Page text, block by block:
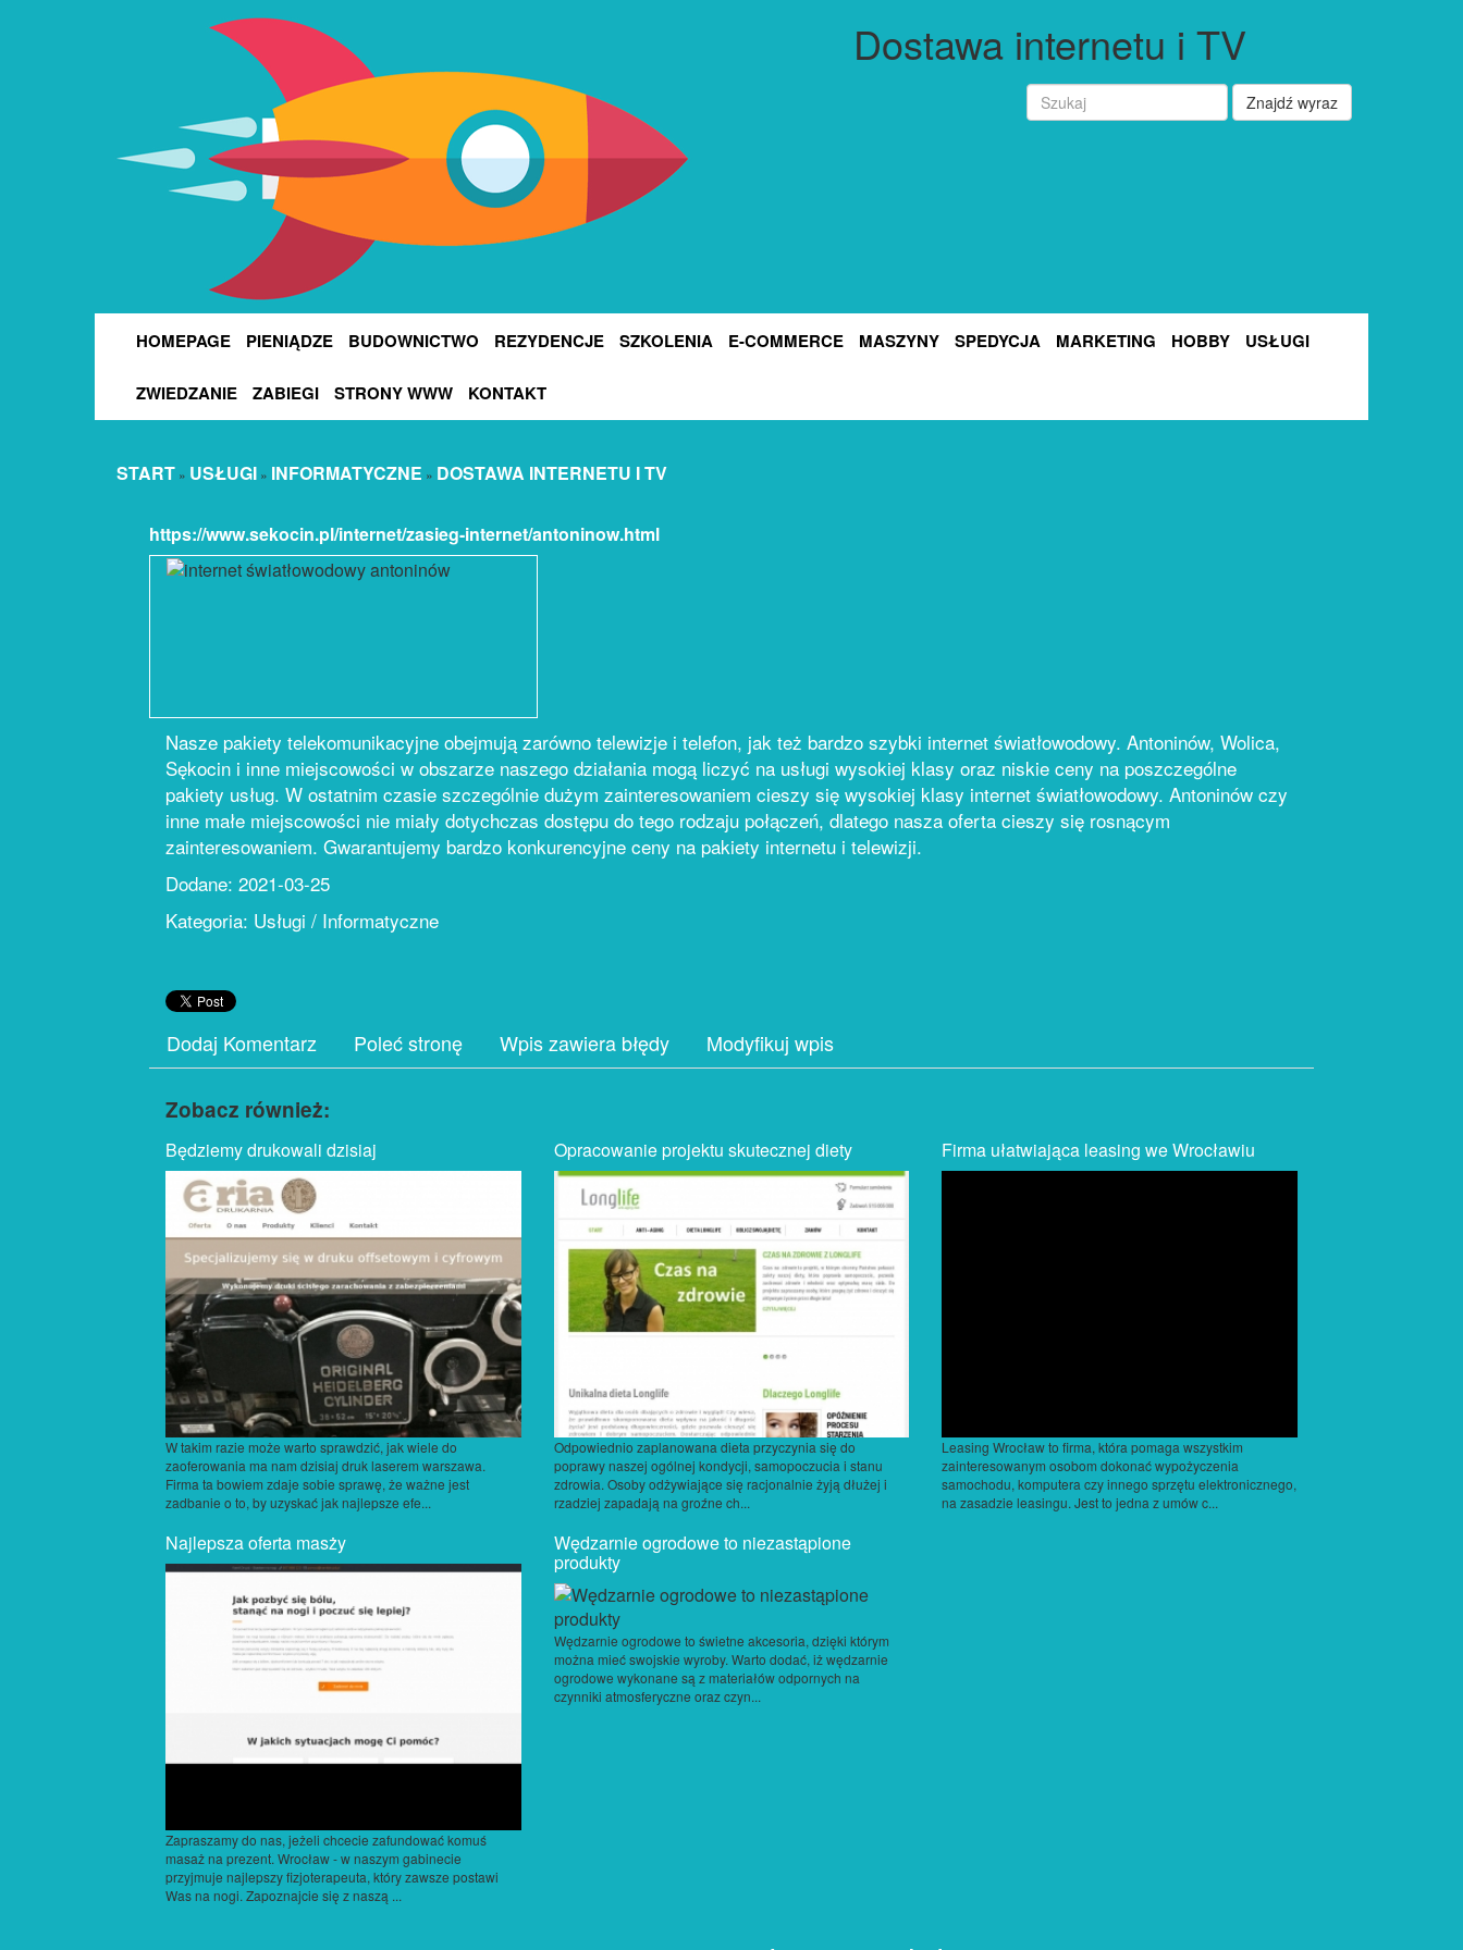
Dostawa internetu i TV
Znajdź wyraz
HOMEPAGE PIENIĄDZE BUDOWNICTWO REZYDENCJE SZKOLENIA E-COMMERCE MASZYNY SPEDYCJA MARKETING HOBBY USŁUGI
ZWIEDZANIE ZABIEGI STRONY WWW KONTAKT
START » USŁUGI » INFORMATYCZNE » DOSTAWA INTERNETU I TV
https://www.sekocin.pl/internet/zasieg-internet/antoninow.html
Nasze pakiety telekomunikacyjne obejmują zarówno telewizje i telefon, jak też bardzo szybki internet światłowodowy. Antoninów, Wolica,
Sękocin i inne miejscowości w obszarze naszego działania mogą liczyć na usługi wysokiej klasy oraz niskie ceny na poszczególne
pakiety usług. W ostatnim czasie szczególnie dużym zainteresowaniem cieszy się wysokiej klasy internet światłowodowy. Antoninów czy
inne małe miejscowości nie miały dotychczas dostępu do tego rodzaju połączeń, dlatego nasza oferta cieszy się rosnącym
zainteresowaniem. Gwarantujemy bardzo konkurencyjne ceny na pakiety internetu i telewizji.
Dodane: 2021-03-25
Kategoria: Usługi / Informatyczne
Dodaj Komentarz Poleć stronę Wpis zawiera błędy Modyfikuj wpis
Zobacz również:
Będziemy drukowali dzisiaj
W takim razie może warto sprawdzić, jak wiele do
zaoferowania ma nam dzisiaj druk laserem warszawa.
Firma ta bowiem zdaje sobie sprawę, że ważne jest
zadbanie o to, by uzyskać jak najlepsze efe...
Opracowanie projektu skutecznej diety
Odpowiednio zaplanowana dieta przyczynia się do
poprawy naszej ogólnej kondycji, samopoczucia i stanu
zdrowia. Osoby odżywiające się racjonalnie żyją dłużej i
rzadziej zapadają na groźne ch...
Firma ułatwiająca leasing we Wrocławiu
Leasing Wrocław to firma, która pomaga wszystkim
zainteresowanym osobom dokonać wypożyczenia
samochodu, komputera czy innego sprzętu elektronicznego,
na zasadzie leasingu. Jest to jedna z umów c...
Najlepsza oferta masży
Zapraszamy do nas, jeżeli chcecie zafundować komuś
masaż na prezent. Wrocław - w naszym gabinecie
przyjmuje najlepszy fizjoterapeuta, który zawsze postawi
Was na nogi. Zapoznajcie się z naszą ...
Wędzarnie ogrodowe to niezastąpione
produkty
Wędzarnie ogrodowe to świetne akcesoria, dzięki którym
można mieć swojskie wyroby. Warto dodać, iż wędzarnie
ogrodowe wykonane są z materiałów odpornych na
czynniki atmosferyczne oraz czyn...